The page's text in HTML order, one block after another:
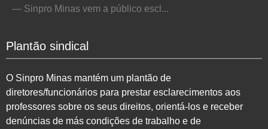
— Sinpro Minas vem a público escl...
Plantão sindical
O Sinpro Minas mantém um plantão de
diretores/funcionários para prestar esclarecimentos aos
professores sobre os seus direitos, orientá-los e receber
denúncias de más condições de trabalho e de